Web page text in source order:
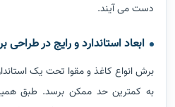
دست می آیند.
ابعاد استاندارد و رایج در طراحی
برش انواع کاغذ و مقوا تحت یک
به کمترین حد ممکن برسد. طبق همین